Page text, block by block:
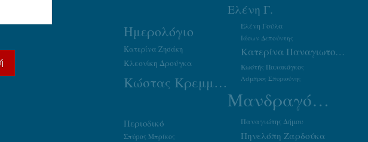
Ελένη Γ.
Ελένη Γούλα
Ημερολόγιο Ιάσων Δεπούντης
Κατερίνα Ζησάκη Κατερίνα Παναγιωτοπούλου
Κλεονίκη Δρούγκα Κωστής Παπακόγκος
Κώστας Κρεμμύδας Λάμπρος Σπυριούνης
Μανδραγόρας
Παναγιώτης Δήμου
Περιοδικό
Πηνελόπη Ζαρδούκα
Σπύρος Μπρίκος